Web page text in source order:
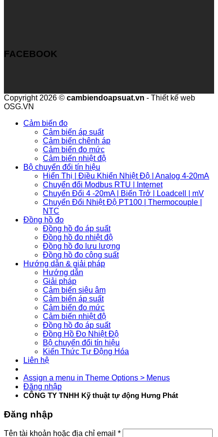
FACEBOOK
Copyright 2026 © cambiendoapsuat.vn - Thiết kế web
OSG.VN
Cảm biến đo
Cảm biến áp suất
Cảm biến chênh áp
Cảm biến đo mức
Cảm biến nhiệt độ
Bộ chuyển đổi tín hiệu
Hiển Thị | Điều Khiển Nhiệt Độ | Analog 4-20mA
Chuyển đổi Modbus RTU | Internet
Chuyển Đổi 4 -20mA | Biến Trở | Loadcell | mV
Chuyển Đổi Nhiệt Độ PT100 | Thermocouple |
NTC
Đồng hồ đo
Đồng hồ đo áp suất
Đồng hồ đo nhiệt độ
Đồng hồ đo lưu lượng
Đồng hồ đo công suất
Hướng dẫn & giải pháp
Hướng dẫn
Giải pháp
Cảm biến siêu âm
Cảm biến áp suất
Cảm biến đo mức
Cảm biến nhiệt độ
Đồng hồ đo áp suất
Đồng Hồ Đo Nhiệt Độ
Bộ chuyển đổi tín hiệu
Kiến Thức Tự Động Hóa
Liên hệ
Assign a menu in Theme Options > Menus
Đăng nhập
CÔNG TY TNHH Kỹ thuật tự động Hưng Phát
Đăng nhập
Tên tài khoản hoặc địa chỉ email *